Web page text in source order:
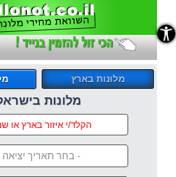
מלונות בארץ
מלונות
- בחר תאריך יציאה -
נגישות